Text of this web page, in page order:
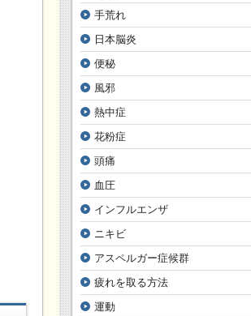
手荒れ
日本脳炎
便秘
風邪
熱中症
花粉症
頭痛
血圧
インフルエンザ
ニキビ
アスペルガー症候群
疲れを取る方法
運動